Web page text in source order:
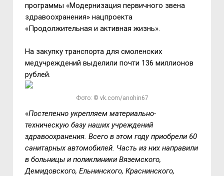
программы «Модернизация первичного звена
здравоохранения» нацпроекта
«Продолжительная и активная жизнь».
На закупку транспорта для смоленских
медучреждений выделили почти 136 миллионов
рублей.
Фото: © vk.com/anohin67
«Постепенно укрепляем материально-
техническую базу наших учреждений
здравоохранения. Всего в этом году приобрели 60
санитарных автомобилей. Часть из них направили
в больницы и поликлиники Вяземского,
Демидовского, Ельнинского, Краснинского,